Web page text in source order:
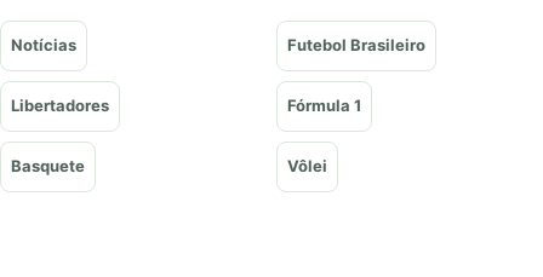
Notícias Futebol Brasileiro
Libertadores Fórmula 1
Basquete Vôlei